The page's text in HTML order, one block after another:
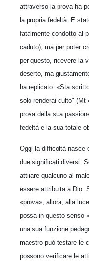
attraverso la prova ha
la propria fedeltà. E
fatalmente condotto al
caduto), ma per poter
per questo, ricevere la
deserto, ma
ha replicato: «Sta
solo renderai culto" (Mt
prova della sua
fedeltà e la sua totale
Oggi la difficoltà nasce
due significati diversi.
attirare qualcuno al
essere attribuita a Dio.
«prova», allora, alla
possa in questo senso
una sua funzione
maestro può testare le
possono verificare le